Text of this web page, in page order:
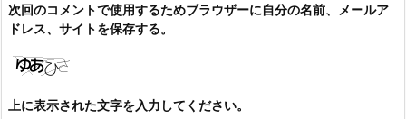
次回のコメントで使用するためブラウザーに自分の名前、メールア
ドレス、サイトを保存する。
上に表示された文字を入力してください。